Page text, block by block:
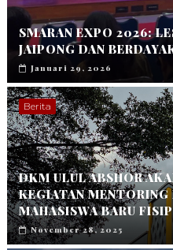
SMARAN EXPO 2026:
JAIPONG DAN
Januari 29, 2026
Berita
DKM ULUL ABSHOR
KEGIATAN MENTORING
MAHASISWA BARU
November 28, 2025